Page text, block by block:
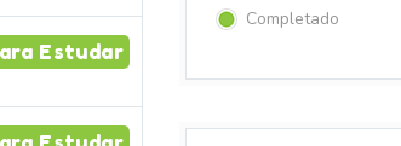
Estudar
Completado